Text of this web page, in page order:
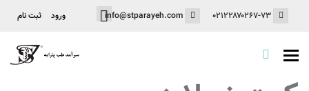
ورود ثبت نام
Toggle